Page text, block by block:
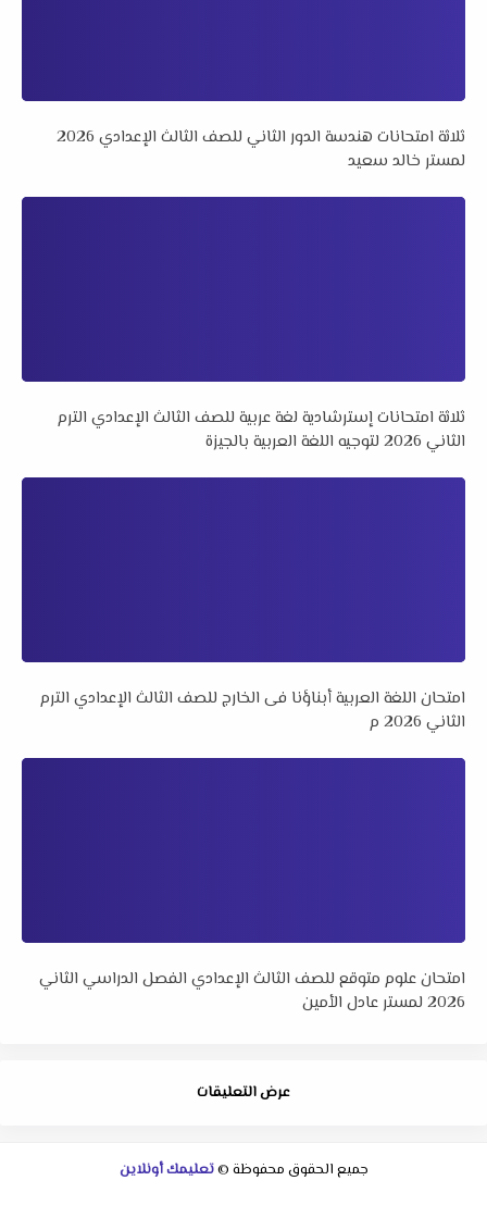
ثلاثة امتحانات هندسة الدور الثاني للصف الثالث الإعدادي 2026
لمستر خالد سعيد
ثلاثة امتحانات إسترشادية لغة عربية للصف الثالث الإعدادي الترم
الثاني 2026 لتوجيه اللغة العربية بالجيزة
امتحان اللغة العربية أبناؤنا فى الخارج للصف الثالث الإعدادي الترم
الثاني 2026 م
امتحان علوم متوقع للصف الثالث الإعدادي الفصل الدراسي الثاني
2026 لمستر عادل الأمين
عرض التعليقات
جميع الحقوق محفوظة ©تعليمك أونلاين